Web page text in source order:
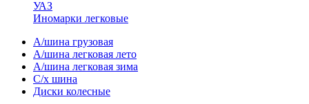
УАЗ
Иномарки легковые
А/шина грузовая
А/шина легковая лето
А/шина легковая зима
С/х шина
Диски колесные